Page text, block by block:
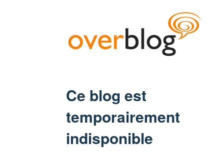
Ce blog est
temporairement
indisponible